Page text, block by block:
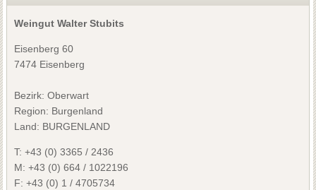
Weingut Walter Stubits
Eisenberg 60
7474 Eisenberg
Bezirk: Oberwart
Region: Burgenland
Land: BURGENLAND
T: +43 (0) 3365 / 2436
M: +43 (0) 664 / 1022196
F: +43 (0) 1 / 4705734